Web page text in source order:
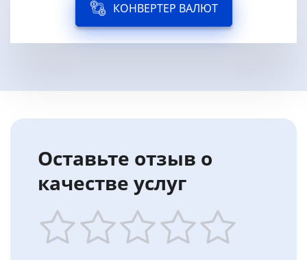
КОНВЕРТЕР ВАЛЮТ
Оставьте отзыв о
качестве услуг